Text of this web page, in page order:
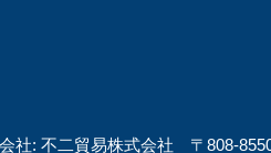
社: 不二貿易株式会社 〒808-